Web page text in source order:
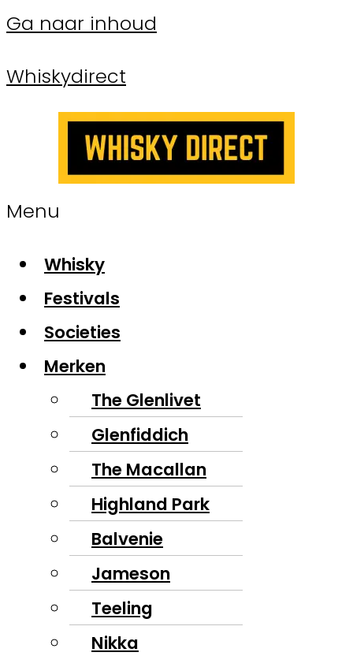
Ga naar inhoud
Whiskydirect
Menu
Whisky
Festivals
Societies
Merken
The Glenlivet
Glenfiddich
The Macallan
Highland Park
Balvenie
Jameson
Teeling
Nikka